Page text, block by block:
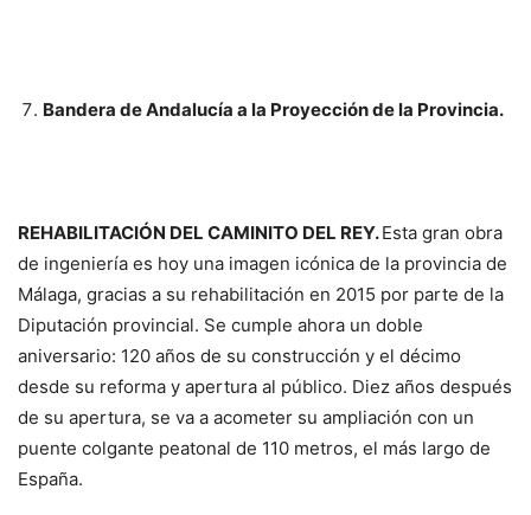
Bandera de Andalucía a la Proyección de la Provincia.
REHABILITACIÓN DEL CAMINITO DEL REY.Esta gran obra
de ingeniería es hoy una imagen icónica de la provincia de
Málaga, gracias a su rehabilitación en 2015 por parte de la
Diputación provincial. Se cumple ahora un doble
aniversario: 120 años de su construcción y el décimo
desde su reforma y apertura al público. Diez años después
de su apertura, se va a acometer su ampliación con un
puente colgante peatonal de 110 metros, el más largo de
España.